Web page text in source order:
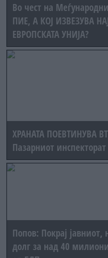
Во чест на
ПИЕ, А КОЈ ИЗВЕЗУВА
ЕВРОПСКАТА УНИЈА?
ХРАНАТА ПОЕВТИНУВА
Пазарниот
Попов: Покрај јавниот, намален е и државниот
долг за над 40